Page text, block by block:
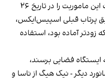
می‌شود. پیش‌تر ناسا قصد داشت این ماموریت را در تاریخ ۲۶
پرتاب قبلی اسپیس‌ایکس،
آماده بود، استفاده
ایستگاه فضایی برسند،
دیگر - نیک هیگ از ناسا و